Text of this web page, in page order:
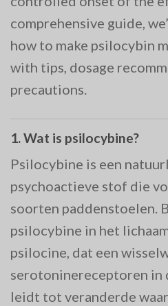
comprehensive guide,
how to make psilocybin
with tips, dosage
precautions.
1. Wat is psilocybine?
Psilocybine is een
psychoactieve stof die
soorten paddenstoelen.
psilocybine in het
psilocine, dat een
serotoninereceptoren in
leidt tot veranderde